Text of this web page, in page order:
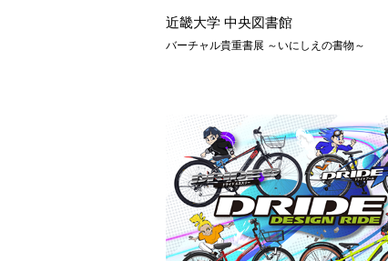
近畿大学 中央図書館
バーチャル貴重書展 ～いにしえの書物～